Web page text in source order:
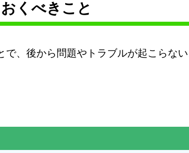
くべきこと
で、後から問題やトラブルが起こらない